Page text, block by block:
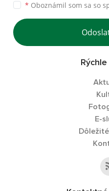
* Oboznámil som sa so
E-